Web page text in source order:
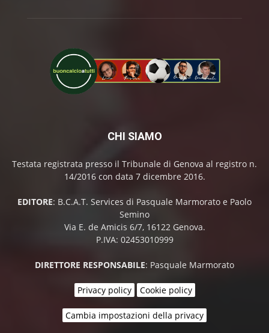
CHI SIAMO
Testata registrata presso il Tribunale di Genova al registro n.
14/2016 con data 7 dicembre 2016.
EDITORE: B.C.A.T. Services di Pasquale Marmorato e Paolo
Semino
Via E. de Amicis 6/7, 16122 Genova.
P.IVA: 02453010999
DIRETTORE RESPONSABILE: Pasquale Marmorato
Privacy policy Cookie policy
Cambia impostazioni della privacy